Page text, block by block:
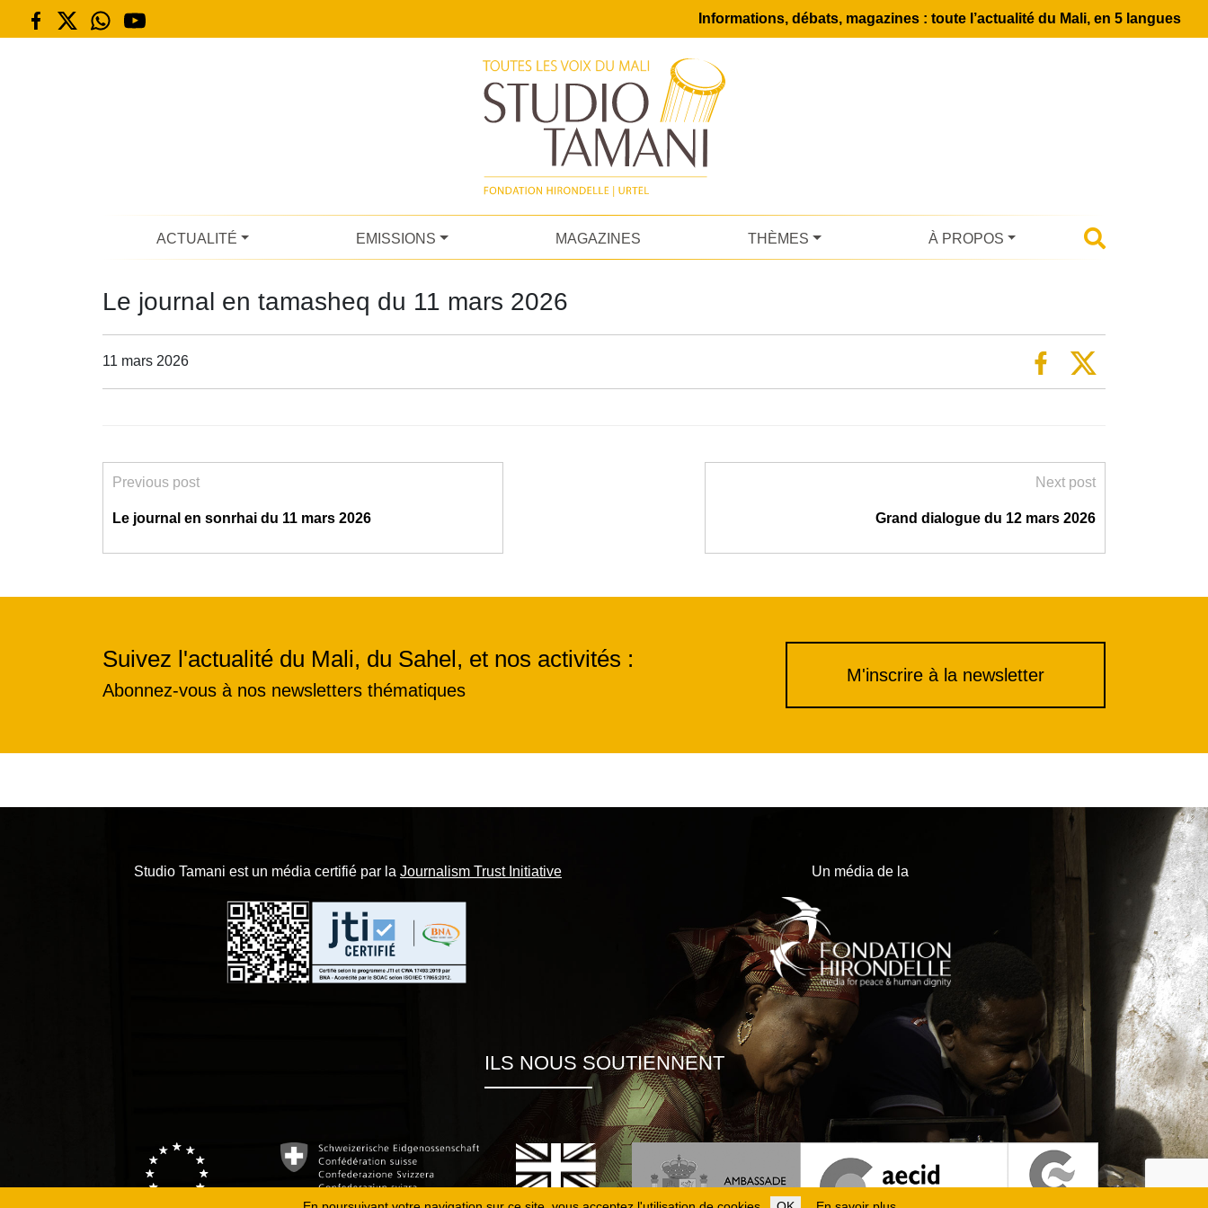
Informations, débats, magazines : toute l’actualité du Mali, en 5 langues
ACTUALITÉ EMISSIONS MAGAZINES THÈMES À PROPOS
Le journal en tamasheq du 11 mars 2026
11 mars 2026
Previous post
Le journal en sonrhai du 11 mars 2026
Next post
Grand dialogue du 12 mars 2026
Suivez l'actualité du Mali, du Sahel, et nos activités :
Abonnez-vous à nos newsletters thématiques
M'inscrire à la newsletter
Studio Tamani est un média certifié par la Journalism Trust Initiative Un média de la
ILS NOUS SOUTIENNENT